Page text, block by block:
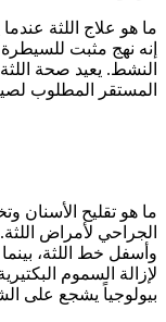
ما هو علاج اللثة
إنه نهج مثبت
النشط. يعيد صحة
المستقر المطلوب
ما هو تقليح الأسنان
الجراحي لأمراض
وأسفل خط اللثة،
لإزالة السموم
بيولوجياً يشجع على